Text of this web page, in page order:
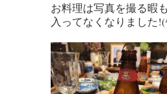
お料理は写真を撮る暇
入ってなくなりました